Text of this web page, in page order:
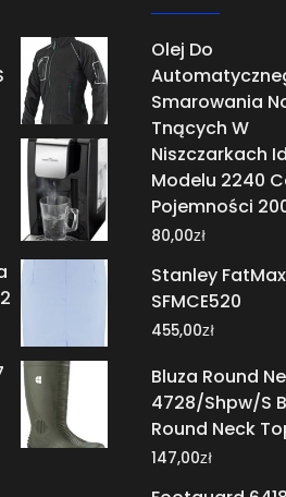
Olej Do
Smarowania
Tnących W
Niszczarkach
Modelu 2240
Pojemności
80,00zł
Stanley FatMax
SFMCE520
455,00zł
Bluza Round
4728/Shpw/S
Round Neck
147,00zł